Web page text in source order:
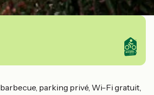
parking privé, Wi-Fi gratuit,